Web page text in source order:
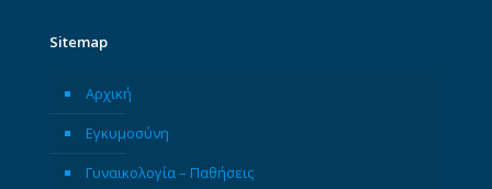
Sitemap
Αρχική
Εγκυμοσύνη
Γυναικολογία – Παθήσεις